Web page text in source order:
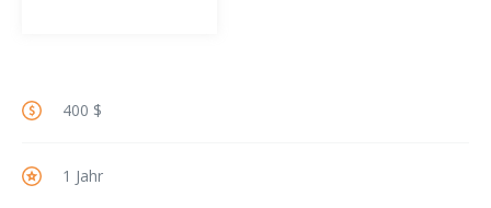
400 $
1 Jahr